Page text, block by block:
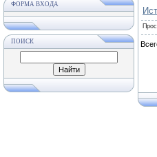
ФОРМА ВХОДА
ПОИСК